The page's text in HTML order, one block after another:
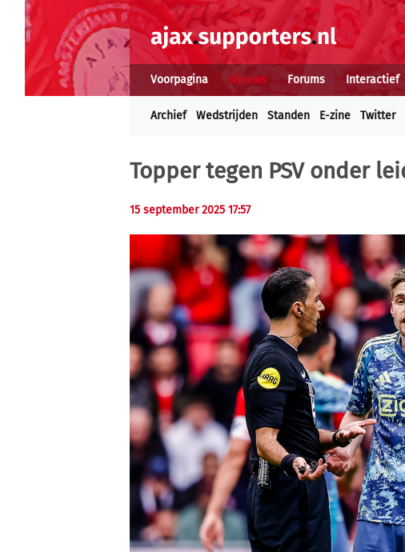
Voorpagina Nieuws Forums Interactief
Archief Wedstrijden Standen E-zine Twitter
Topper tegen PSV onder
15 september 2025 17:57